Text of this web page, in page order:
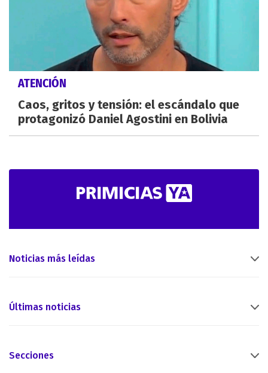
ATENCIÓN
Caos, gritos y tensión: el escándalo que
protagonizó Daniel Agostini en Bolivia
Noticias más leídas
Últimas noticias
Secciones